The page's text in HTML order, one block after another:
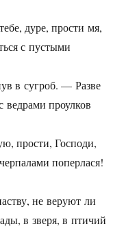
дуре, прости мя,
с пустыми
в сугроб. — Разве
ведрами проулков
прости, Господи,
поперлася!
не веруют ли
в зверя, в птичий